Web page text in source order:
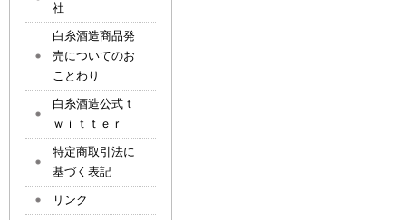
社
白糸酒造商品発
売についてのお
ことわり
白糸酒造公式ｔ
ｗｉｔｔｅｒ
特定商取引法に
基づく表記
リンク